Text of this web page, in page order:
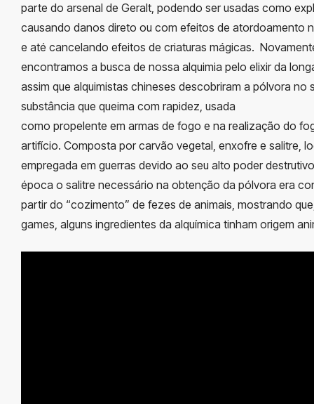
parte do arsenal de Geralt, podendo ser usadas como
causando danos direto ou com efeitos de atordoamento
e até cancelando efeitos de criaturas mágicas.
encontramos a busca de nossa alquimia pelo elixir da
assim que alquimistas chineses descobriram a pólvora no
substância que queima com rapidez, usada
como propelente em armas de fogo e na realização do
artifício. Composta por carvão vegetal, enxofre e salitre,
empregada em guerras devido ao seu alto poder
época o salitre necessário na obtenção da pólvora era
partir do “cozimento” de fezes de animais, mostrando
games, alguns ingredientes da alquímica tinham origem